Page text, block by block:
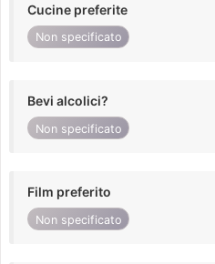
Cucine preferite
Non specificato
Bevi alcolici?
Non specificato
Film preferito
Non specificato